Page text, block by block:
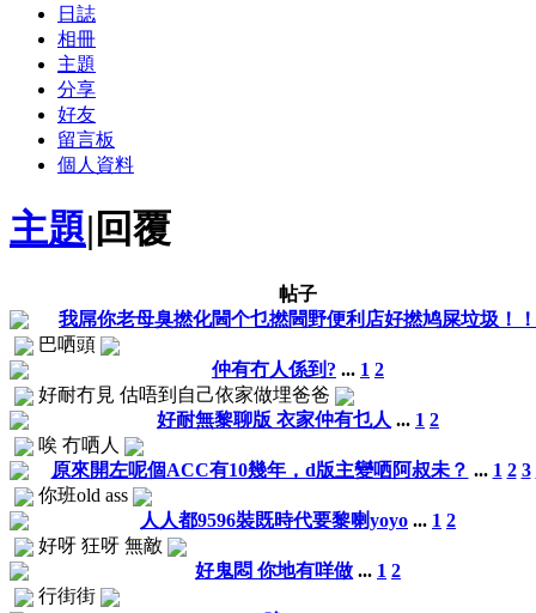
日誌
相冊
主題
分享
好友
留言板
個人資料
主題| 回覆
帖子
我屌你老母臭撚化閪个乜撚閪野便利店好撚鸠屎垃圾！！
巴哂頭
仲有冇人係到? ... 1 2
好耐冇見 估唔到自己依家做埋爸爸
好耐無黎聊版 衣家仲有乜人 ... 1 2
唉 冇哂人
原來開左呢個ACC有10幾年，d版主變哂阿叔未？ ... 1 2 3
你班old ass
人人都9596裝既時代要黎喇yoyo ... 1 2
好呀 狂呀 無敵
好鬼悶 你地有咩做 ... 1 2
行街街